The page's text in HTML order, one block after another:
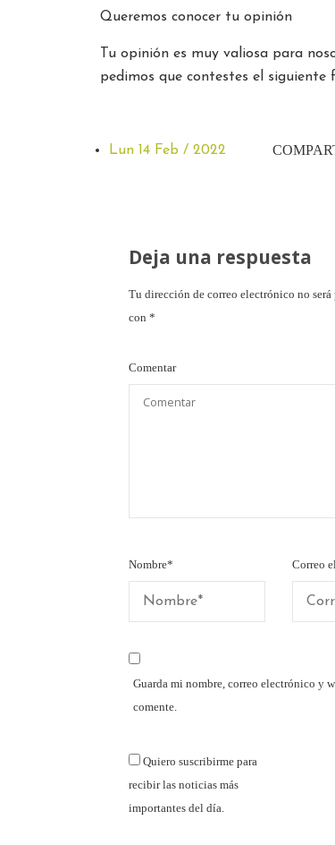
Queremos conocer tu opinión
Tu opinión es muy valiosa para
pedimos que contestes el siguiente
Lun 14 Feb / 2022
Deja una respuesta
Tu dirección de correo electrónico no será
con *
Comentar
Nombre* Correo
Guarda mi nombre, correo electrónico y
comente.
Quiero suscribirme para
recibir las noticias más
importantes del día.